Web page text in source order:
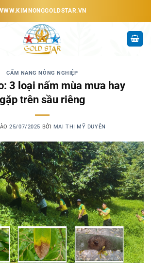
CẨM NANG NÔNG NGHIỆP
3 loại nấm mùa mưa hay
gặp trên sầu riêng
25/07/2025 BỞI MAI THỊ MỸ DUYÊN